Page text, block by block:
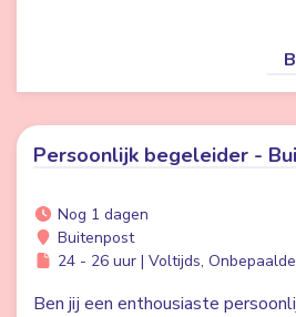
Persoonlijk begeleider -
Nog 1 dagen
Buitenpost
24 - 26 uur | Voltijds,
Ben jij een enthousiaste